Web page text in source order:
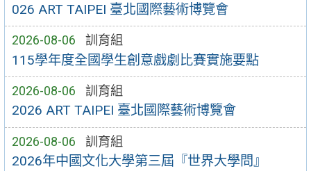
026 ART TAIPEI 臺北國際藝術博覽會
2026-08-06 訓育組
115學年度全國學生創意戲劇比賽實施要點
2026-08-06 訓育組
2026 ART TAIPEI 臺北國際藝術博覽會
2026-08-06 訓育組
2026年中國文化大學第三屆『世界大學問』